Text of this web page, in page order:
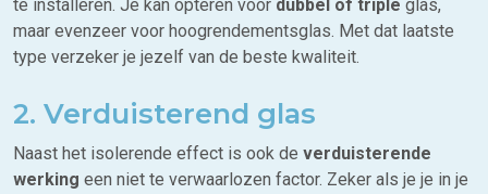
te installeren. Je kan opteren voor dubbel of triple glas,
maar evenzeer voor hoogrendementsglas. Met dat laatste
type verzeker je jezelf van de beste kwaliteit.
2. Verduisterend glas
Naast het isolerende effect is ook de verduisterende
werking een niet te verwaarlozen factor. Zeker als je je in je